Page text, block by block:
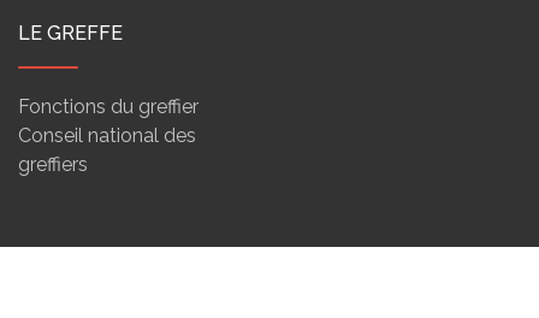
LE GREFFE
Fonctions du greffier
Conseil national des
greffiers